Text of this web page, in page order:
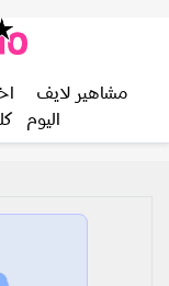
مشاهير لايف
اليوم